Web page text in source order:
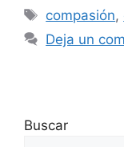
compasión,
Deja un
Buscar